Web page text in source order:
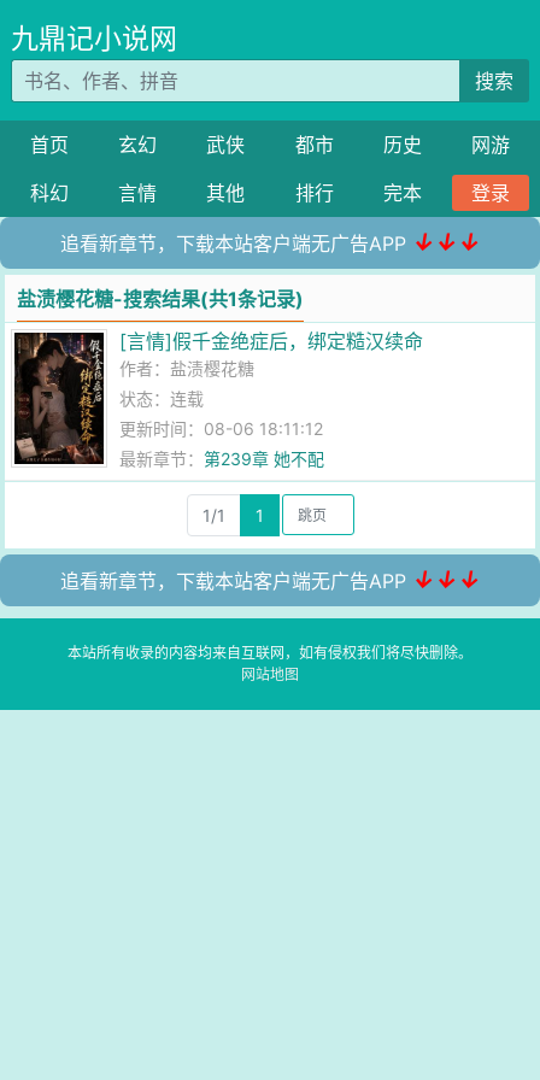
九鼎记小说网
搜索
首页 玄幻 武侠 都市 历史
网游
科幻
言情 其他 排行 完本 登录
追看新章节，下载本站客户端无广告APP ↓↓↓
盐渍樱花糖-搜索结果(共1条记录)
[言情]假千金绝症后，绑定糙汉续命
作者： 盐渍樱花糖
状态：连载
更新时间：08-06 18:11:12
最新章节：第239章 她不配
1/1 1
追看新章节，下载本站客户端无广告APP ↓↓↓
本站所有收录的内容均来自互联网，如有侵权我们将尽快删除。
网站地图